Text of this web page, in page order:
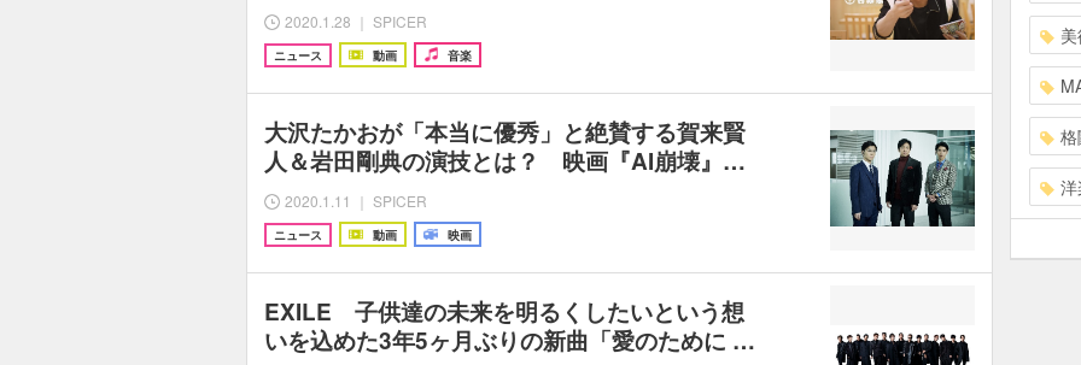
2020.1.28 ｜ SPICER
ニュース 動画 音楽
大沢たかおが「本当に優秀」と絶賛する賀来賢
人＆岩田剛典の演技とは？ 映画『AI崩壊』…
2020.1.11 ｜ SPICER
ニュース 動画 映画
EXILE 子供達の未来を明るくしたいという想
いを込めた3年5ヶ月ぶりの新曲「愛のために …